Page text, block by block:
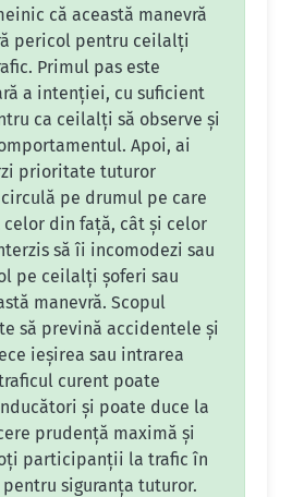
că această manevră
pericol pentru ceilalți
Primul pas este
a intenției, cu suficient
ca ceilalți să observe și
Apoi, ai
prioritate tuturor
pe drumul pe care
din față, cât și celor
să îi incomodezi sau
pe ceilalți șoferi sau
manevră. Scopul
să prevină accidentele și
ieșirea sau intrarea
curent poate
și poate duce la
prudență maximă și
participanții la trafic în
siguranța tuturor.